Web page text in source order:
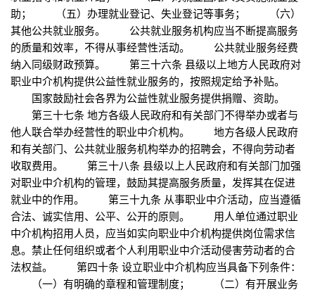
助； （五）办理就业登记、失业登记等事务； （六）
其他公共就业服务。 公共就业服务机构应当不断提高服务
的质量和效率，不得从事经营性活动。 公共就业服务经费
纳入同级财政预算。 第三十六条 县级以上地方人民政府对
职业中介机构提供公益性就业服务的，按照规定给予补贴。
国家鼓励社会各界为公益性就业服务提供捐赠、资助。
第三十七条 地方各级人民政府和有关部门不得举办或者与
他人联合举办经营性的职业中介机构。 地方各级人民政府
和有关部门、公共就业服务机构举办的招聘会，不得向劳动者
收取费用。 第三十八条 县级以上人民政府和有关部门加强
对职业中介机构的管理，鼓励其提高服务质量，发挥其在促进
就业中的作用。 第三十九条 从事职业中介活动，应当遵循
合法、诚实信用、公平、公开的原则。 用人单位通过职业
中介机构招用人员，应当如实向职业中介机构提供岗位需求信
息。禁止任何组织或者个人利用职业中介活动侵害劳动者的合
法权益。 第四十条 设立职业中介机构应当具备下列条件：
（一）有明确的章程和管理制度； （二）有开展业务